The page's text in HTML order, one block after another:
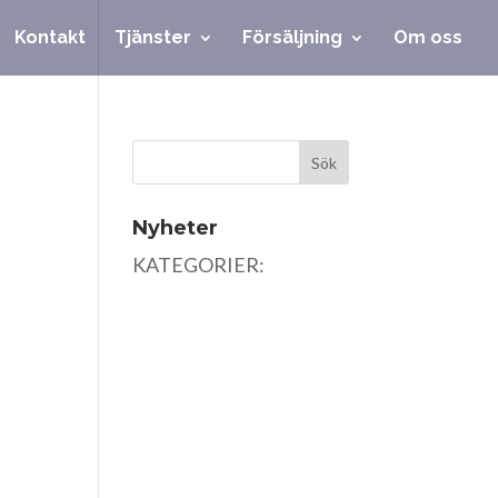
Kontakt Tjänster Försäljning Om oss
Nyheter
KATEGORIER: